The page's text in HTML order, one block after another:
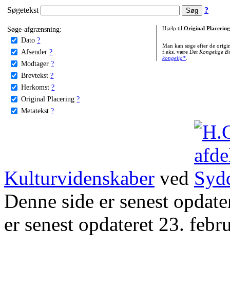
Søgetekst ?
Søge-afgrænsning:
Dato ?
Afsender ?
Modtager ?
Brevtekst ?
Herkomst ?
Original Placering ?
Metatekst ?
Hjælp til Original Placering
Man kan søge efter de
f.eks. være Det Kongelige
kongelig*.
Kulturvidenskaber ved
Denne side er senest
er senest opdateret 23.